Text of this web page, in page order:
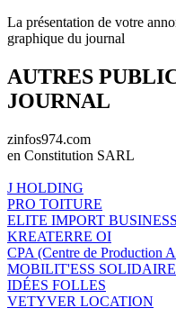
La présentation de votre
graphique du journal
AUTRES
JOURNAL
zinfos974.com
en Constitution SARL
J HOLDING
PRO TOITURE
ELITE IMPORT
KREATERRE OI
CPA (Centre de Production
MOBILIT'ESS
IDÉES FOLLES
VETYVER LOCATION